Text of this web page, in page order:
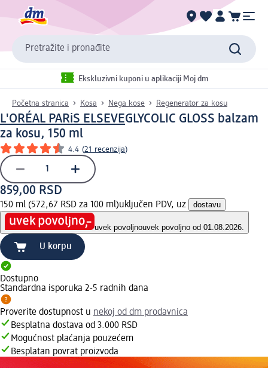
Pretražite i pronađite
Ekskluzivni kuponi u aplikaciji Moj dm
Početna stranica Kosa Nega kose Regenerator za kosu
L'ORÉAL PARiS ELSEVEGLYCOLIC GLOSS balzam
za kosu, 150 ml
4.4 (21 recenzija)
859,00 RSD
150 ml (572,67 RSD za 100 ml)uključen PDV, uz dostavu
uvek povoljnouvek povoljno od 01.08.2026.
U korpu
Dostupno
Standardna isporuka 2-5 radnih dana
Proverite dostupnost u nekoj od dm prodavnica
Besplatna dostava od 3.000 RSD
Mogućnost plaćanja pouzećem
Besplatan povrat proizvoda